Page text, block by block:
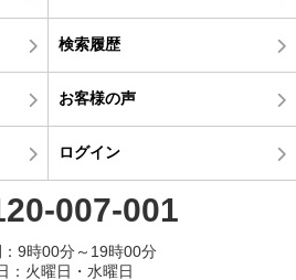
検索履歴
お客様の声
ログイン
007-001
9時00分～19時00分
：火曜日・水曜日